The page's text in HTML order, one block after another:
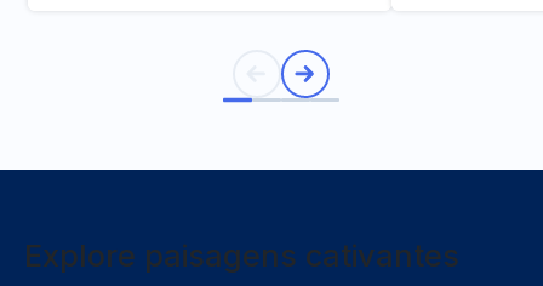
Explore paisagens cativantes